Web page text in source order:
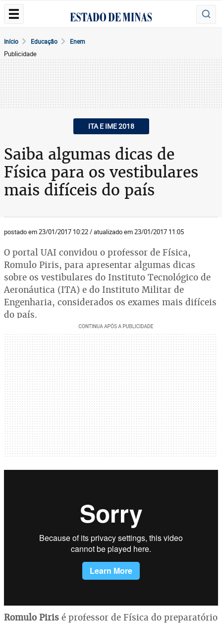
Início Educação Enem
Publicidade
ITA E IME 2018
Saiba algumas dicas de
Física para os vestibulares
mais difíceis do país
postado em 23/01/2017 10:22 / atualizado em 23/01/2017 11:05
O portal UAI convidou o professor de Física,
Romulo Piris, para apresentar algumas dicas
sobre os vestibulares do Instituto Tecnológico de
Aeronáutica (ITA) e do Instituto Militar de
Engenharia, considerados os exames mais difíceis
do país.
Romulo Piris é professor de Física do preparatório